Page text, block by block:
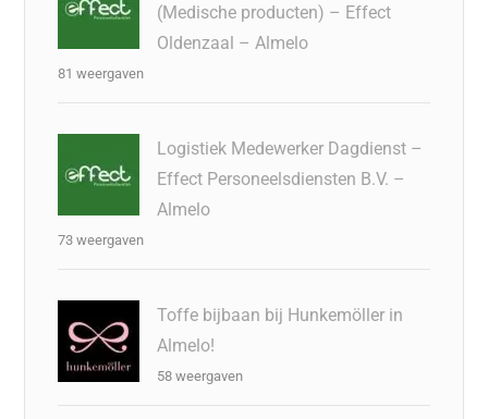
(Medische producten) – Effect
Oldenzaal – Almelo
81 weergaven
Logistiek Medewerker Dagdienst –
Effect Personeelsdiensten B.V. –
Almelo
73 weergaven
Toffe bijbaan bij Hunkemöller in
Almelo!
58 weergaven